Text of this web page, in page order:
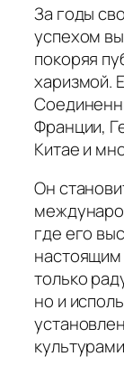
За годы
успехом
покоряя
харизмой.
Франции,
Китае и
Он
где его
только
но и